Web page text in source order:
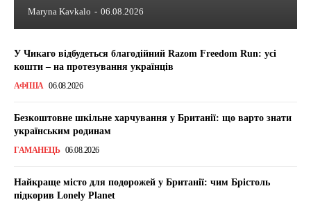
Maryna Kavkalo - 06.08.2026
У Чикаго відбудеться благодійний Razom Freedom Run: усі
кошти – на протезування українців
АФІША 06.08.2026
Безкоштовне шкільне харчування у Британії: що варто знати
українським родинам
ГАМАНЕЦЬ 06.08.2026
Найкраще місто для подорожей у Британії: чим Брістоль
підкорив Lonely Planet